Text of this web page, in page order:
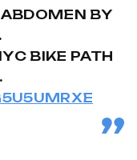
ABDOMEN BY
BIKE PATH